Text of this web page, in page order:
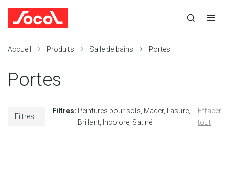
recherche
recherche
navigation
Accueil Produits Salle de bains Portes
Portes
Filtres
Filtres: Peintures pour sols Mäder
Lasure
Brillant
Incolore Satiné
Effacer
tout